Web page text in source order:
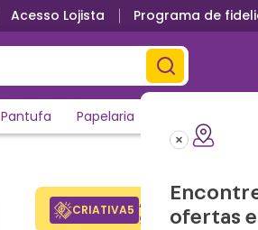
Acesso Lojista Programa de
ofertas
Pantufa Papelaria
CRIATIVA5 Adicione o
ganhe desconto